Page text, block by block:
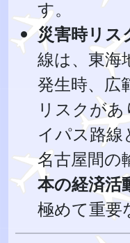
す。
災害時リス
線は、東海
発生時、広
リスクが
イパス路線
名古屋間の
本の経済活
極めて重要